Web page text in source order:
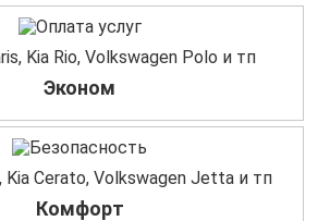
Kia Rio, Volkswagen Polo и тп
Эконом
Kia Cerato, Volkswagen Jetta и тп
Комфорт